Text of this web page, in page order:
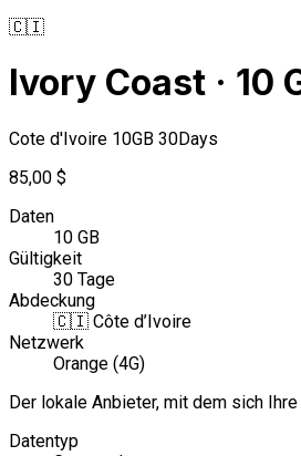
🇨🇮
Ivory Coast · 10
Cote d'Ivoire 10GB 30Days
85,00 $
Daten
10 GB
Gültigkeit
30 Tage
Abdeckung
🇨🇮 Côte d’Ivoire
Netzwerk
Orange (4G)
Der lokale Anbieter, mit dem sich
Datentyp